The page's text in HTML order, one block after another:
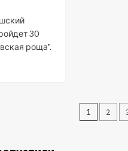
30
роща".
1 2